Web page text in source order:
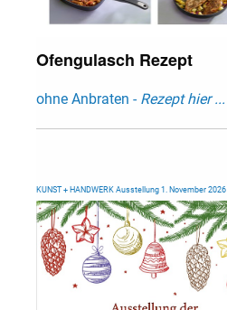
Ofengulasch Rezept
ohne Anbraten - Rezept hier ...
KUNST + HANDWERK Ausstellung 1. November 2026